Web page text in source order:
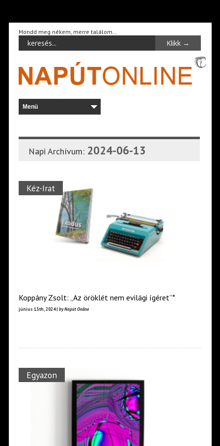
Mondd meg nékem, merre találom…
Napi Archívum: 2024-06-13
Kéz-Irat
Koppány Zsolt: „Az öröklét nem evilági ígéret”*
június 13th, 2024 | by Napút Online
Egyazon